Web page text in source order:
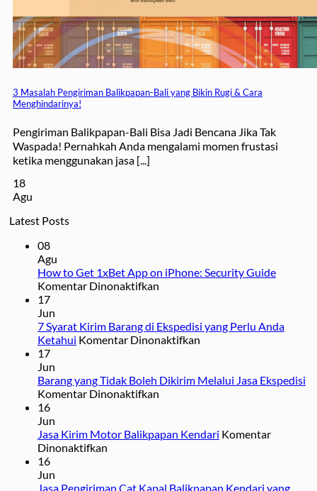
3 Masalah Pengiriman Balikpapan-Bali yang Bikin Rugi & Cara
Menghindarinya!
Pengiriman Balikpapan-Bali Bisa Jadi Bencana Jika Tak
Waspada! Pernahkah Anda mengalami momen frustasi
ketika menggunakan jasa [...]
18
Agu
Latest Posts
08
Agu
How to Get 1xBet App on iPhone: Security Guide
Komentar Dinonaktifkan
Get
1xBet
iPhone:
17
Jun
7 Syarat Kirim Barang di Ekspedisi yang Perlu Anda
Ketahui Komentar Dinonaktifkan
Kirim
yang
17
Jun
Barang yang Tidak Boleh Dikirim Melalui Jasa Ekspedisi
Komentar Dinonaktifkan
Tidak
Jasa
16
Jun
Jasa Kirim Motor Balikpapan Kendari Komentar
Dinonaktifkan
Motor
16
Jun
Jasa Pengiriman Cat Kapal Balikpapan Kendari yang